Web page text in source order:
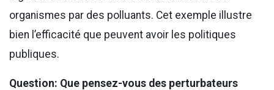
organismes par des polluants. Cet exemple illustre
bien l’efficacité que peuvent avoir les politiques
publiques.
Question: Que pensez-vous des perturbateurs